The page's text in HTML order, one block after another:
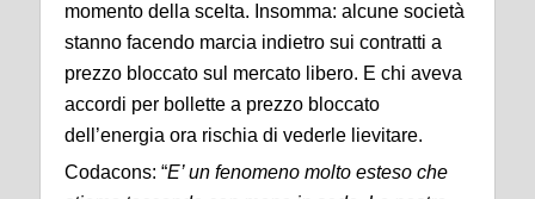
momento della scelta. Insomma: alcune società
stanno facendo marcia indietro sui contratti a
prezzo bloccato sul mercato libero. E chi aveva
accordi per bollette a prezzo bloccato
dell’energia ora rischia di vederle lievitare.
Codacons: “E’ un fenomeno molto esteso che